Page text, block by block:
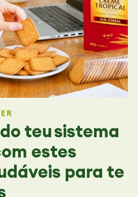
teu sistema
estes
para te